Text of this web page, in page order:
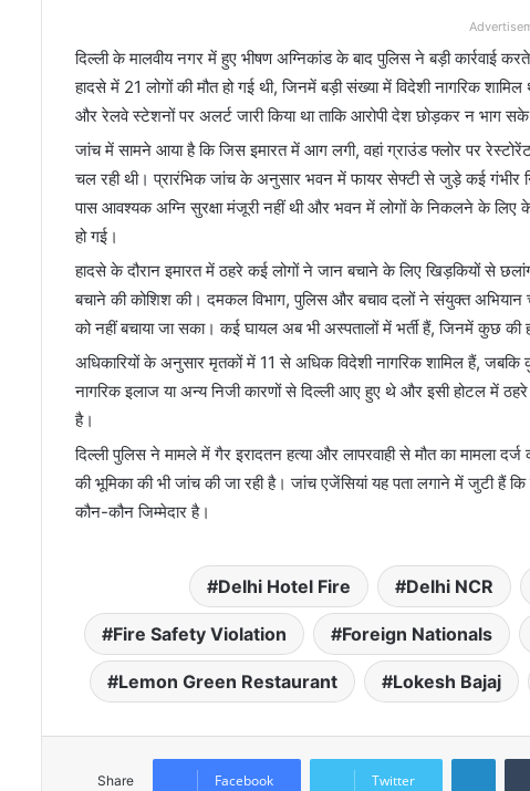
दिल्ली के मालवीय नगर में हुए भीषण अग्निकांड के बाद पुलिस ने बड़ी कार्रवाई
हादसे में 21 लोगों की मौत हो गई थी, जिनमें बड़ी संख्या में विदेशी नागरिक
और रेलवे स्टेशनों पर अलर्ट जारी किया था ताकि आरोपी देश छोड़कर न
जांच में सामने आया है कि जिस इमारत में आग लगी, वहां ग्राउंड फ्लोर पर
चल रही थी। प्रारंभिक जांच के अनुसार भवन में फायर सेफ्टी से जुड़े कई गंभीर
पास आवश्यक अग्नि सुरक्षा मंजूरी नहीं थी और भवन में लोगों के निकलने के
हो गई।
हादसे के दौरान इमारत में ठहरे कई लोगों ने जान बचाने के लिए खिड़कियों से
बचाने की कोशिश की। दमकल विभाग, पुलिस और बचाव दलों ने संयुक्त अभियान
को नहीं बचाया जा सका। कई घायल अब भी अस्पतालों में भर्ती हैं, जिनमें कुछ की
अधिकारियों के अनुसार मृतकों में 11 से अधिक विदेशी नागरिक शामिल हैं, जबकि
नागरिक इलाज या अन्य निजी कारणों से दिल्ली आए हुए थे और इसी होटल में
है।
दिल्ली पुलिस ने मामले में गैर इरादतन हत्या और लापरवाही से मौत का मामला
की भूमिका की भी जांच की जा रही है। जांच एजेंसियां यह पता लगाने में जुटी हैं
कौन-कौन जिम्मेदार है।
Delhi Hotel Fire Delhi NCR
Fire Safety Violation Foreign Nationals
Lemon Green Restaurant Lokesh Bajaj
Share Facebook Twitter